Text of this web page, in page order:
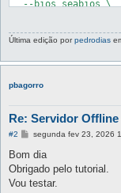
  --bios seabios \
  --onboot 1 \
  local \
  --format qcow2
sync
qm set 9001 --scsi0
Última edição porpedrodias
pbagorro
Re: Servidor
#2
M
n
a
g
segunda fev 23, 2026
Bom dia
Obrigado pelo tutorial.
Vou testar.